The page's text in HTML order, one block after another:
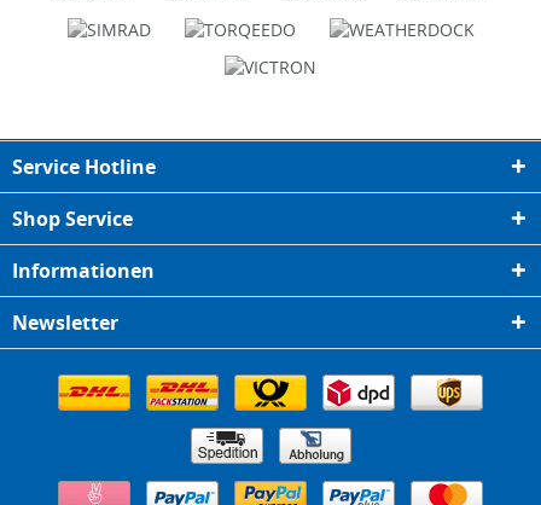
Service Hotline
Shop Service
Informationen
Newsletter